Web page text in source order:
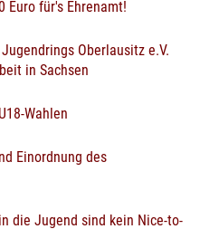
Euro für's Ehrenamt!
Oberlausitz e.V.
in Sachsen
Wahlen
Einordnung des
die Jugend sind kein Nice-to-